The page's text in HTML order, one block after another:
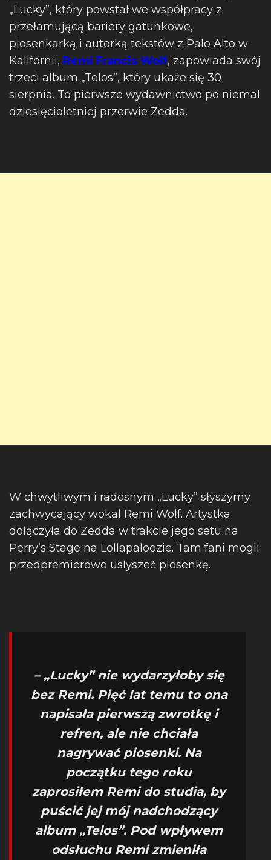
„Lucky”, który powstał we współpracy z
przełamującą bariery gatunkowe,
piosenkarką i autorką tekstów z Palo Alto w
Kalifornii, Remi Francis Wolf, zapowiada swój
trzeci album „Telos”, który ukaże się 30
sierpnia. To pierwsze wydawnictwo po niemal
dziesięcioletniej przerwie Zedda.
W chwytliwym i radosnym „Lucky” słyszymy
zachwycający wokal Remi Wolf. Artystka
dołączyła do Zedda w trakcie jego setu na
Perry’s Stage na Lollapaloozie. Tam fani mogli
przedpremierowo usłyszeć piosenkę.
– „Lucky” nie wydarzyłoby się
bez Remi. Pięć lat temu to ona
napisała pierwszą zwrotkę i
refren, ale nie chciała
nagrywać piosenki. Na
początku tego roku
zaprosiłem Remi do studia, by
puścić jej mój nadchodzący
album „Telos”. Pod wpływem
odsłuchu Remi zmieniła